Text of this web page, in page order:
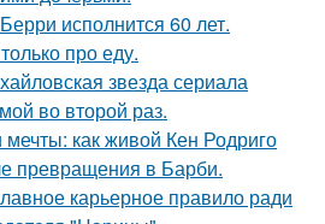
исполнится 60 лет.
про еду.
звезда сериала
во второй раз.
как живой Кен Родриго
превращения в Барби.
карьерное правило ради